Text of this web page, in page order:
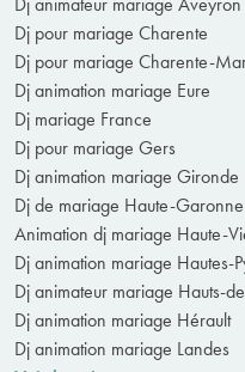
Dj pour mariage Charente
Dj pour mariage Charente-
Dj animation mariage Eure
Dj mariage France
Dj pour mariage Gers
Dj animation mariage Gironde
Dj de mariage Haute-Garonne
Animation dj mariage Haute-
Dj animation mariage Hautes-
Dj animateur mariage Hauts-
Dj animation mariage Hérault
Dj animation mariage Landes